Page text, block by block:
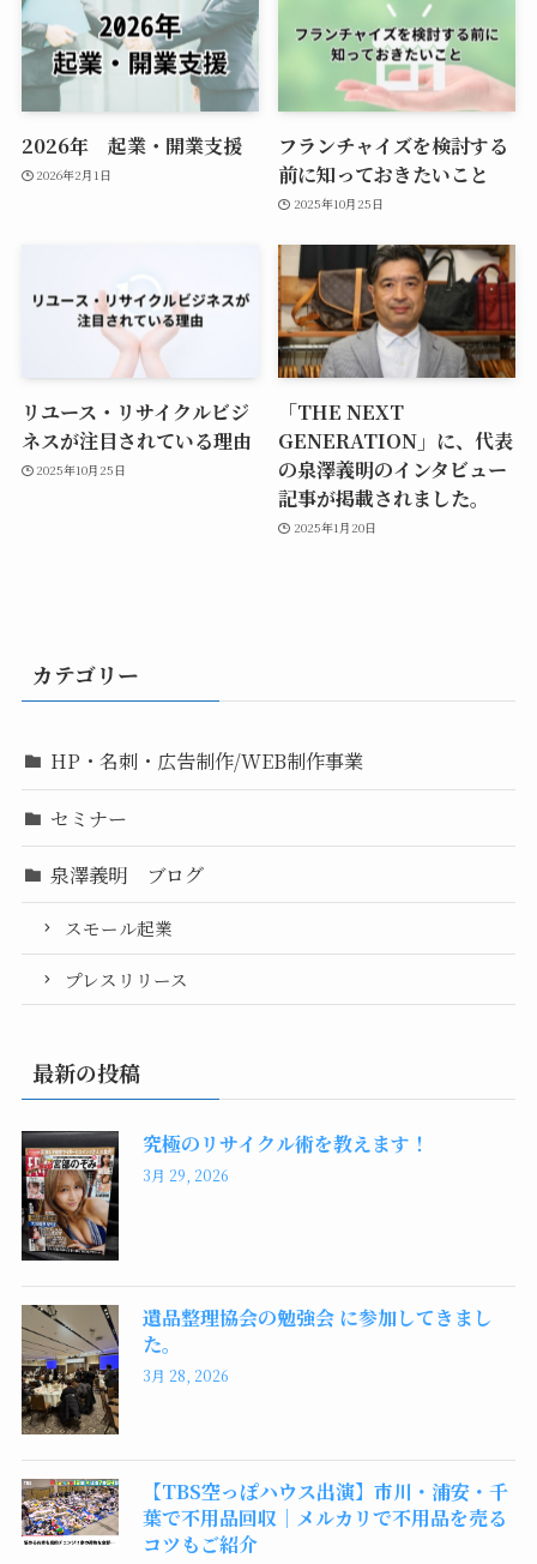
2026年 起業・開業支援
2026年2月1日
フランチャイズを検討する
前に知っておきたいこと
2025年10月25日
リユース・リサイクルビジ
ネスが注目されている理由
2025年10月25日
「THE NEXT
GENERATION」に、代表
の泉澤義明のインタビュー
記事が掲載されました。
2025年1月20日
カテゴリー
HP・名刺・広告制作/WEB制作事業
セミナー
泉澤義明 ブログ
スモール起業
プレスリリース
最新の投稿
究極のリサイクル術を教えます！
3月 29, 2026
遺品整理協会の勉強会 に参加してきまし
た。
3月 28, 2026
【TBS空っぽハウス出演】市川・浦安・千
葉で不用品回収｜メルカリで不用品を売る
コツもご紹介